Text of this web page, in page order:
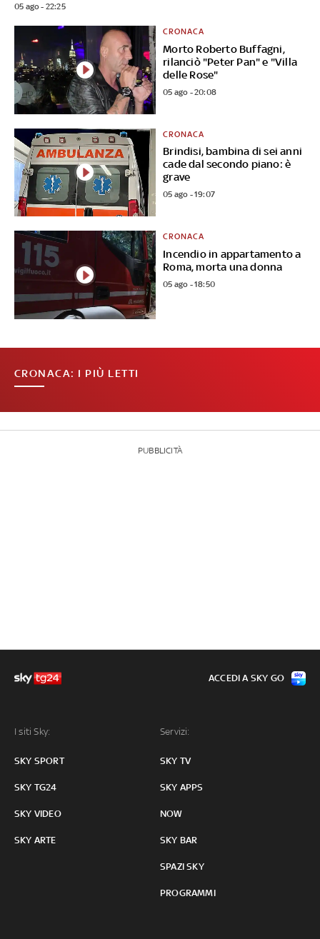
05 ago - 22:25
Morto Roberto Buffagni,
rilanciò "Peter Pan" e "Villa
delle Rose"
CRONACA
05 ago - 20:08
Brindisi, bambina di sei anni
cade dal secondo piano: è
grave
CRONACA
05 ago - 19:07
Incendio in appartamento a
Roma, morta una donna
CRONACA
05 ago - 18:50
CRONACA: I PIÙ LETTI
PUBBLICITÀ
I siti Sky:
SKY SPORT
SKY TG24
SKY VIDEO
SKY ARTE
Servizi:
SKY TV
SKY APPS
NOW
SKY BAR
SPAZI SKY
PROGRAMMI
ACCEDI A SKY GO